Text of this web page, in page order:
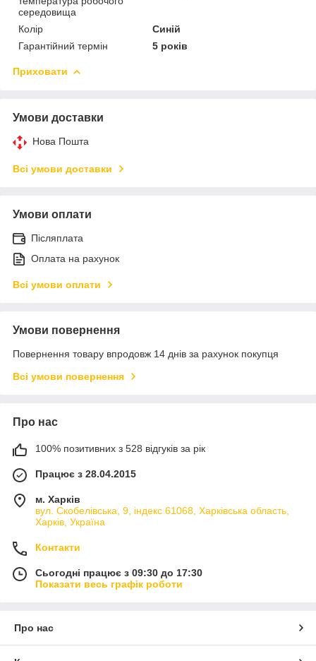
середовища
Колір
Синій
Гарантійний термін
5 років
Приховати
Умови доставки
Нова Пошта
Всі умови доставки
Умови оплати
Післяплата
Оплата на рахунок
Всі умови оплати
Умови повернення
Повернення товару впродовж 14 днів за рахунок покупця
Всі умови повернення
Про нас
100% позитивних з 528 відгуків за рік
Працює з 28.04.2015
м. Харків
вул. Скобелівська, 9, індекс 61068, Харківська область,
Харків, Україна
Контакти
Сьогодні працює з 09:30 до 17:30
Показати весь графік роботи
Про нас